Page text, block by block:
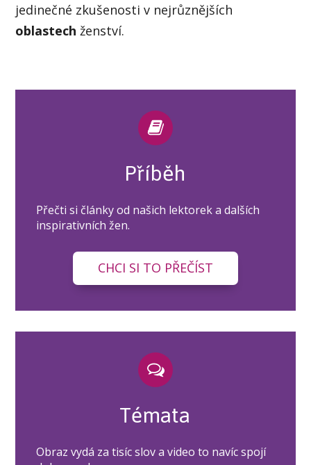
jedinečné zkušenosti v nejrůznějších
oblastech ženství.
Příběh
Přečti si články od našich lektorek a dalších
inspirativních žen.
CHCI SI TO PŘEČÍST
Témata
Obraz vydá za tisíc slov a video to navíc spojí